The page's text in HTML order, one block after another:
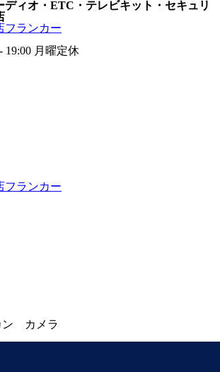
ディオ・ETC・テレビキット・セキュリ
フランカー
19:00 月曜定休
フランカー
ン カメラ